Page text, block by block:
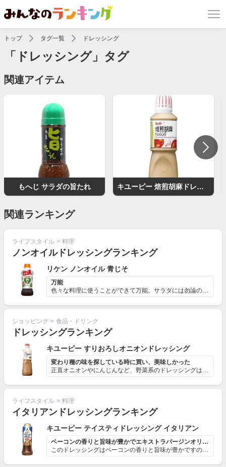
トップ タグ一覧 ドレッシング
「ドレッシング」タグ
関連アイテム
もへじ サラダの旨たれ キユーピー 焙煎胡麻ドレッシング
関連ランキング
ライフスタイル > 料理
ノンオイルドレッシングランキング
リケン ノンオイル 青じそ
万能
色々な料理に使うことができて万能。サラダには勿論のこと...
ショッピング > 食品・ドリンク
ドレッシングランキング
キユーピー すりおろしオニオンドレッシング
変わり種の味を探している時に買い、美味しかった
正直オニオンやにんじんなど、野菜系のドレッシングはそこ...
ライフスタイル > 料理
イタリアンドレッシングランキング
キユーピー テイスティドレッシング イタリアン
ベーコンの香りと旨味が豊かでエキストラバージンオリーブ...
このドレッシングはベーコンの香りと旨味が豊かですので、...